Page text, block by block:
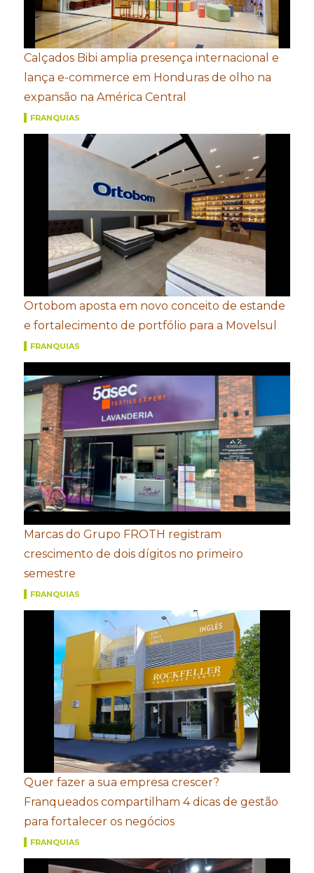
Calçados Bibi amplia presença internacional e
lança e-commerce em Honduras de olho na
expansão na América Central
FRANQUIAS
Ortobom aposta em novo conceito de estande
e fortalecimento de portfólio para a Movelsul
FRANQUIAS
Marcas do Grupo FROTH registram
crescimento de dois dígitos no primeiro
semestre
FRANQUIAS
Quer fazer a sua empresa crescer?
Franqueados compartilham 4 dicas de gestão
para fortalecer os negócios
FRANQUIAS